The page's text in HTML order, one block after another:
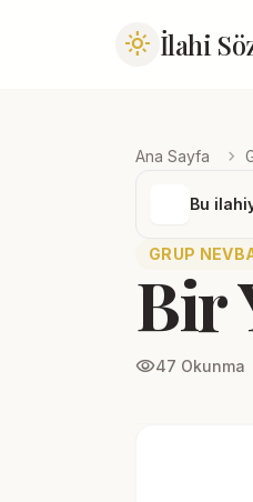
light_mode İlahi
Ana Sayfa chevron_right
Bu
GRUP
Bir
visibility47 Okunma